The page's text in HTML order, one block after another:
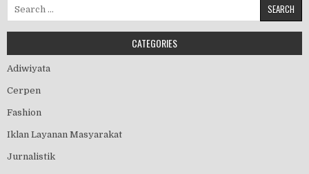
CATEGORIES
Adiwiyata
Cerpen
Fashion
Iklan Layanan Masyarakat
Jurnalistik